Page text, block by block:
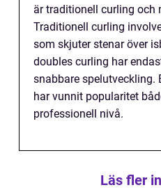
är traditionell curling och
Traditionell curling
som skjuter stenar över
doubles curling har
snabbare spelutveckling.
har vunnit popularitet
professionell nivå.
Läs fler